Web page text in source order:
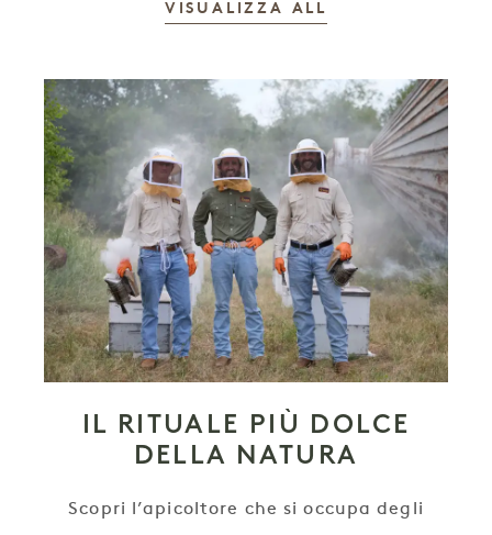
VISUALIZZA ALL
IL RITUALE PIÙ DOLCE
DELLA NATURA
Scopri l’apicoltore che si occupa degli